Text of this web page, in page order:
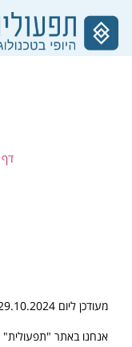
מעודכן ליום 29.10.2024
אנחנו באתר "תפעולית"